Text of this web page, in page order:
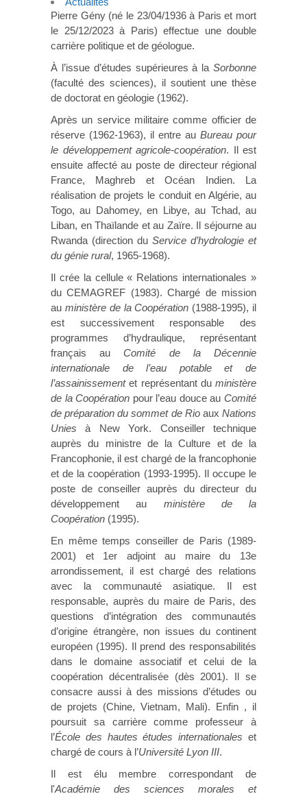
Pierre Gény (né le 23/04/1936 à Paris et mort
le 25/12/2023 à Paris) effectue une double
carrière politique et de géologue.
À l’issue d’études supérieures à la Sorbonne
(faculté des sciences), il soutient une thèse
de doctorat en géologie (1962).
Après un service militaire comme officier de
réserve (1962-1963), il entre au Bureau pour
le développement agricole-coopération. Il est
ensuite affecté au poste de directeur régional
France, Maghreb et Océan Indien. La
réalisation de projets le conduit en Algérie, au
Togo, au Dahomey, en Libye, au Tchad, au
Liban, en Thaïlande et au Zaïre. Il séjourne au
Rwanda (direction du Service d’hydrologie et
du génie rural, 1965-1968).
Il crée la cellule « Relations internationales »
du CEMAGREF (1983). Chargé de mission
au ministère de la Coopération (1988-1995), il
est successivement responsable des
programmes d’hydraulique, représentant
français auComité de la Décennie
internationale de l’eau potable et de
l’assainissementet représentant du ministère
de la Coopération pour l’eau douce auComité
de préparation du sommet de RioauxNations
Unies à New York. Conseiller technique
auprès du ministre de la Culture et de la
Francophonie, il est chargé de la francophonie
et de la coopération (1993-1995). Il occupe le
poste de conseiller auprès du directeur du
développement au ministère de la
Coopération (1995).
En même temps conseiller de Paris (1989-
2001) et 1er adjoint au maire du 13e
arrondissement, il est chargé des relations
avec la communauté asiatique. Il est
responsable, auprès du maire de Paris, des
questions d’intégration des communautés
d’origine étrangère, non issues du continent
européen (1995). Il prend des responsabilités
dans le domaine associatif et celui de la
coopération décentralisée (dès 2001). Il se
consacre aussi à des missions d’études ou
de projets (Chine, Vietnam, Mali). Enfin , il
poursuit sa carrière comme professeur à
l’École des hautes études internationales et
chargé de cours à l’Université Lyon III.
Il est élu membre correspondant de
l'Académie des sciences morales et